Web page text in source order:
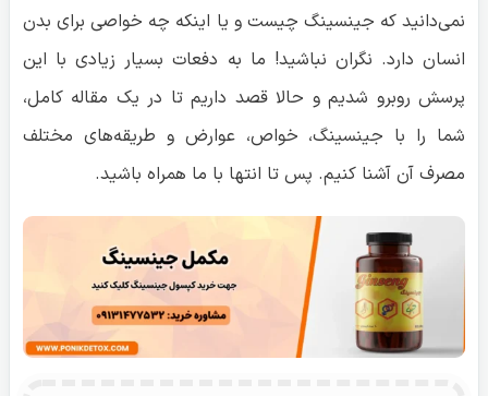
نمی‌دانید که جینسینگ چیست و یا اینکه چه خواصی برای بدن
انسان دارد. نگران نباشید! ما به دفعات بسیار زیادی با این
پرسش روبرو شدیم و حالا قصد داریم تا در یک مقاله کامل،
شما را با جینسینگ، خواص، عوارض و طریقه‌های مختلف
مصرف آن آشنا کنیم. پس تا انتها با ما همراه باشید.